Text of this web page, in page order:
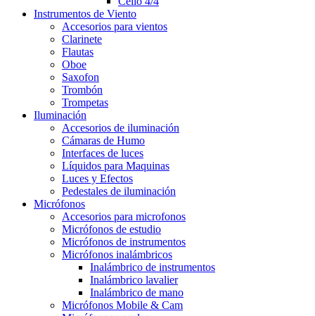
Instrumentos de Viento
Accesorios para vientos
Clarinete
Flautas
Oboe
Saxofon
Trombón
Trompetas
Iluminación
Accesorios de iluminación
Cámaras de Humo
Interfaces de luces
Líquidos para Maquinas
Luces y Efectos
Pedestales de iluminación
Micrófonos
Accesorios para microfonos
Micrófonos de estudio
Micrófonos de instrumentos
Micrófonos inalámbricos
Inalámbrico de instrumentos
Inalámbrico lavalier
Inalámbrico de mano
Micrófonos Mobile & Cam